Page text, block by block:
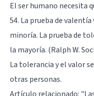
El ser humano necesita
54. La prueba de
minoría. La prueba de
la mayoría. (Ralph W.
La tolerancia y el valor
otras personas.